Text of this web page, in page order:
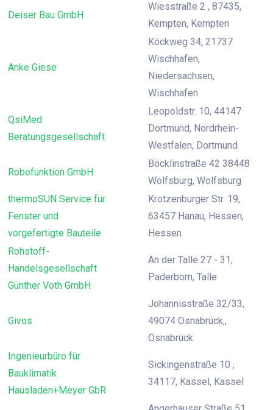
Deiser Bau GmbH
Wiesstraße 2 , 87435,
Kempten, Kempten
Anke Giese
Köckweg 34, 21737
Wischhafen,
Niedersachsen,
Wischhafen
QsiMed
Beratungsgesellschaft
Leopoldstr. 10, 44147
Dortmund, Nordrhein-
Westfalen, Dortmund
Robofunktion GmbH
Böcklinstraße 42 38448
Wolfsburg, Wolfsburg
thermoSUN Service für
Fenster und
vorgefertigte Bauteile
Krotzenburger Str. 19,
63457 Hanau, Hessen,
Hessen
Rohstoff-
Handelsgesellschaft
Günther Voth GmbH
An der Talle 27 - 31,
Paderborn, Talle
Givos
Johannisstraße 32/33,
49074 Osnabrück,,
Osnabrück
Ingenieurbüro für
Bauklimatik
Hausladen+Meyer GbR
Sickingenstraße 10 ,
34117, Kassel, Kassel